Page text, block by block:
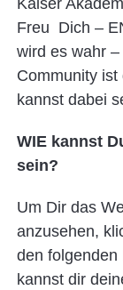
Kaiser
Freu Dich –
wird es wahr –
Community ist
kannst dabei
WIE kannst
sein?
Um Dir das
anzusehen,
den folgenden
kannst dir